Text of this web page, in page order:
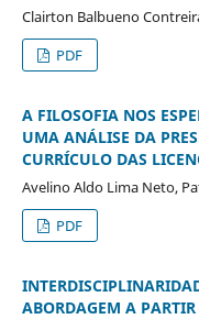
Clairton Balbueno
PDF
A FILOSOFIA NOS
UMA ANÁLISE DA
CURRÍCULO DAS
Avelino Aldo Lima Neto,
PDF
ABORDAGEM A